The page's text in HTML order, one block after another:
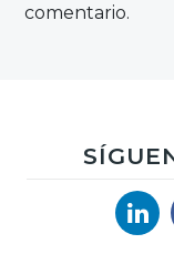
comentario.
Linkedin